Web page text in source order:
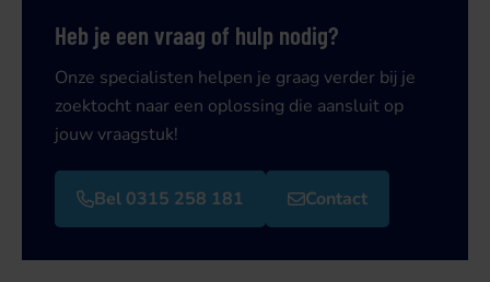
Heb je een vraag of hulp nodig?
Onze specialisten helpen je graag verder bij je
zoektocht naar een oplossing die aansluit op
jouw vraagstuk!
Bel 0315 258 181 Contact